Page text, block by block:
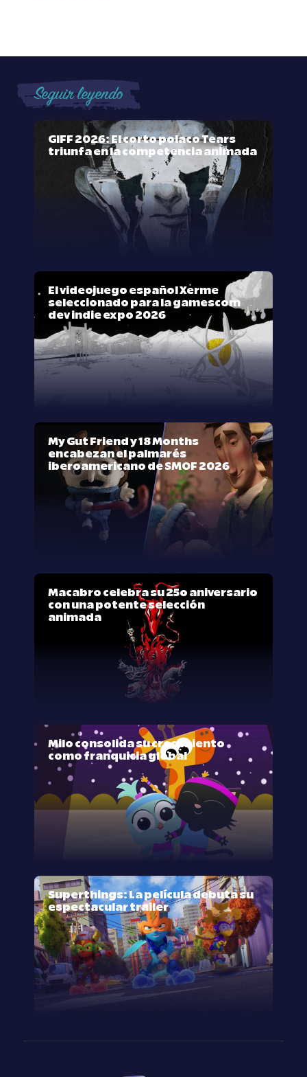
Seguir leyendo
GIFF 2026: El corto polaco Tears
triunfa en la competencia animada
El videojuego español Xerme
seleccionado para la gamescom
dev indie expo 2026
My Gut Friend y 18 Months
encabezan el palmarés
iberoamericano de SMOF 2026
Macabro celebra su 25º aniversario
con una potente selección
animada
Milo consolida su crecimiento
como franquicia global
Superthings: La película debuta su
espectacular trailer